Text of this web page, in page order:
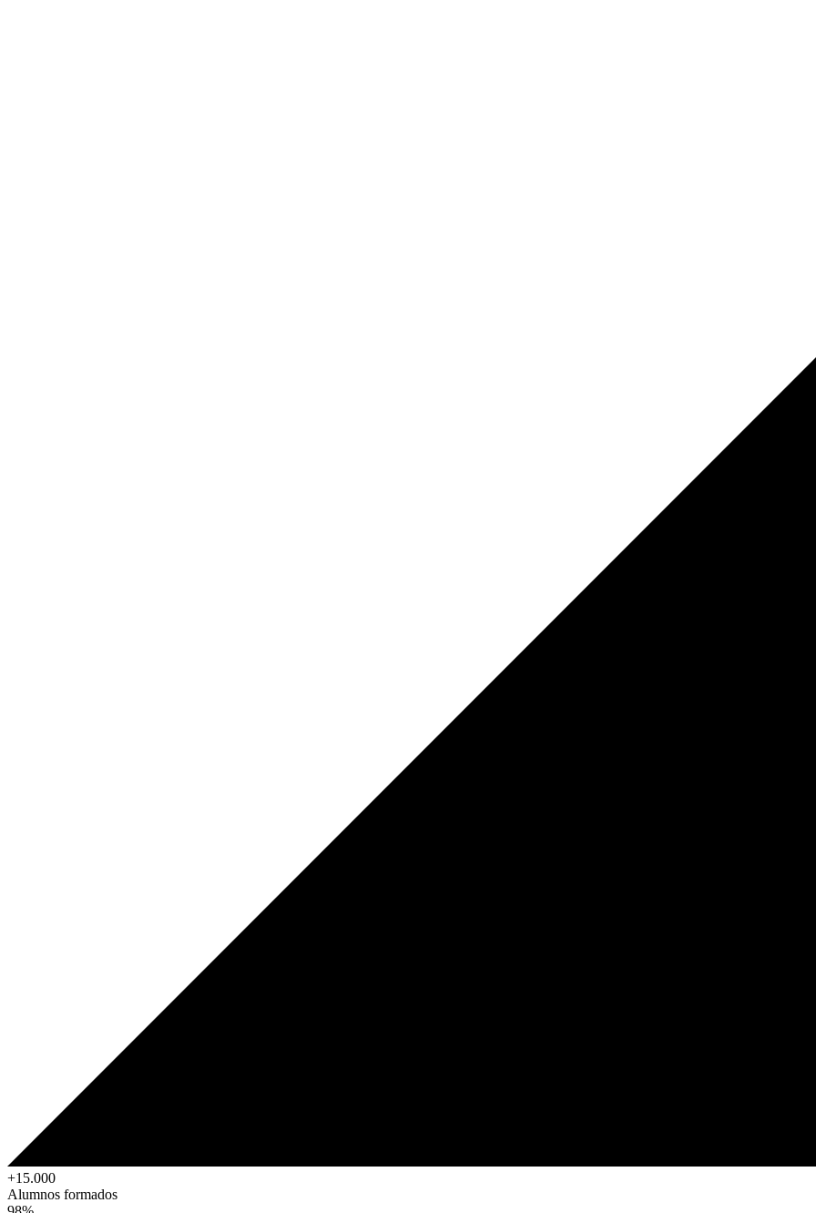
+15.000
Alumnos formados